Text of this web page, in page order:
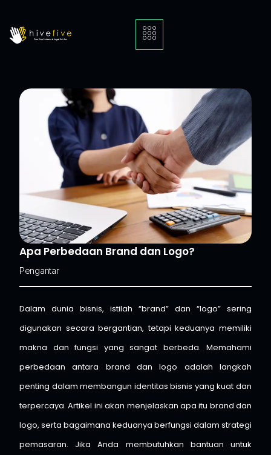
Apa Perbedaan Brand dan Logo?
Pengantar
Dalam dunia bisnis, istilah “brand” dan “logo” sering
digunakan secara bergantian, tetapi keduanya memiliki
makna dan fungsi yang sangat berbeda. Memahami
perbedaan antara brand dan logo adalah langkah
penting dalam membangun identitas bisnis yang kuat dan
terpercaya. Artikel ini akan menjelaskan apa itu brand dan
logo, serta bagaimana keduanya berfungsi dalam strategi
pemasaran. Jika Anda membutuhkan bantuan untuk